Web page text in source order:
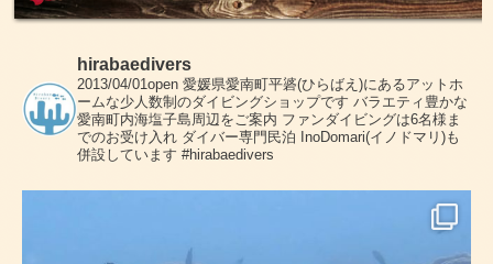
hirabaedivers
2013/04/01open 愛媛県愛南町平碆(ひらばえ)にあるアットホ
ームな少人数制のダイビングショップです バラエティ豊かな
愛南町内海塩子島周辺をご案内 ファンダイビングは6名様ま
でのお受け入れ ダイバー専門民泊 InoDomari(イノドマリ)も
併設しています #hirabaedivers